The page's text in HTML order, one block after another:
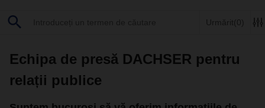
Urmărit(0)
Echipa de presă DACHSER pentru
relații publice